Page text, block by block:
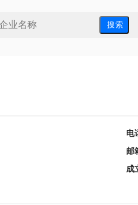
搜 索
电
邮
成